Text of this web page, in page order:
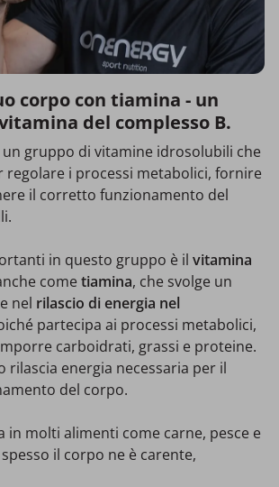
corpo con tiamina - un
del complesso B.
un gruppo di vitamine idrosolubili che
regolare i processi metabolici, fornire
il corretto funzionamento del
in questo gruppo è il vitamina
come tiamina, che svolge un
nel rilascio di energia nel
partecipa ai processi metabolici,
carboidrati, grassi e proteine.
rilascia energia necessaria per il
del corpo.
in molti alimenti come carne, pesce e
il corpo ne è carente,